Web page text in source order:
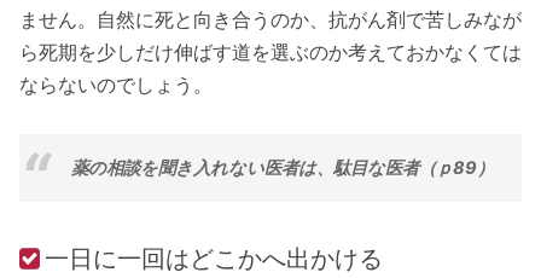
ません。自然に死と向き合うのか、抗がん剤で苦しみなが
ら死期を少しだけ伸ばす道を選ぶのか考えておかなくては
ならないのでしょう。
薬の相談を聞き入れない医者は、駄目な医者（ｐ89）
一日に一回はどこかへ出かける